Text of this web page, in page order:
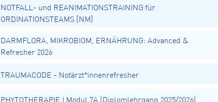
NOTFALL- und REANIMATIONSTRAINING für
ORDINATIONSTEAMS [NM]
DARMFLORA, MIKROBIOM, ERNÄHRUNG: Advanced &
Refresher 2026
TRAUMACODE - Notärzt*innenrefresher
PHYTOTHERAPIE I Modul 7A (Diplomlehrgang 2025/2026)